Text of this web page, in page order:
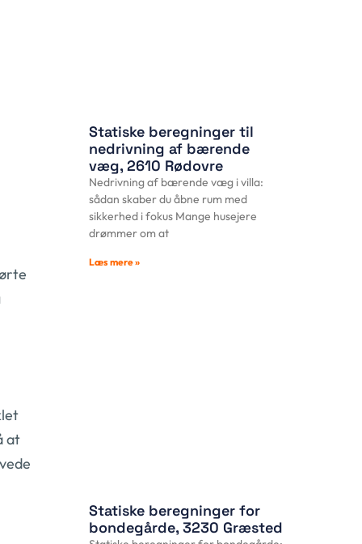
at
Statiske beregninger til
nedrivning af bærende
væg, 2610 Rødovre
Nedrivning af bærende væg i villa:
sådan skaber du åbne rum med
sikkerhed i fokus Mange husejere
drømmer om at
Læs mere »
Statiske beregninger for
bondegårde, 3230 Græsted